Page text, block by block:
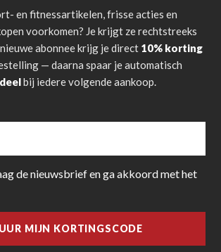
en fitnessartikelen, frisse acties en
voorkomen? Je krijgt ze rechtstreeks
abonnee krijg je direct 10% korting
— daarna spaar je automatisch
bij iedere volgende aankoop.
de nieuwsbrief en ga akkoord met het